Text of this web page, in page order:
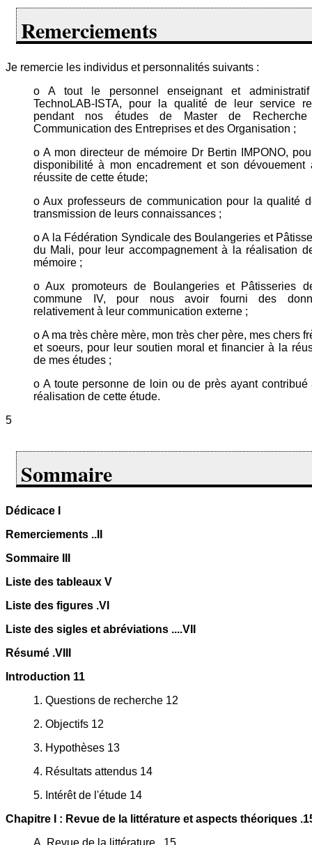
Remerciements
Je remercie les individus et personnalités suivants :
o A tout le personnel enseignant et
TechnoLAB-ISTA, pour la qualité de leur service
pendant nos études de Master de
Communication des Entreprises et des Organisation ;
o A mon directeur de mémoire Dr Bertin IMPONO,
disponibilité à mon encadrement et son dévouement
réussite de cette étude;
o Aux professeurs de communication pour la qualité
transmission de leurs connaissances ;
o A la Fédération Syndicale des Boulangeries et
du Mali, pour leur accompagnement à la réalisation
mémoire ;
o Aux promoteurs de Boulangeries et Pâtisseries
commune IV, pour nous avoir fourni des
relativement à leur communication externe ;
o A ma très chère mère, mon très cher père, mes chers
et soeurs, pour leur soutien moral et financier à la
de mes études ;
o A toute personne de loin ou de près ayant contribué
réalisation de cette étude.
5
Sommaire
Dédicace I
Remerciements ..II
Sommaire III
Liste des tableaux V
Liste des figures .VI
Liste des sigles et abréviations ....VII
Résumé .VIII
Introduction 11
1. Questions de recherche 12
2. Objectifs 12
3. Hypothèses 13
4. Résultats attendus 14
5. Intérêt de l'étude 14
Chapitre I : Revue de la littérature et aspects théoriques
A. Revue de la littérature ..15